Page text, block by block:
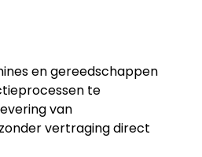
en gereedschappen
te
van
vertraging direct